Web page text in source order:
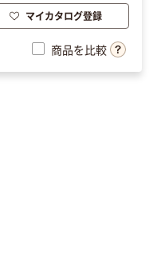
マイカタログ登録
商品を比較